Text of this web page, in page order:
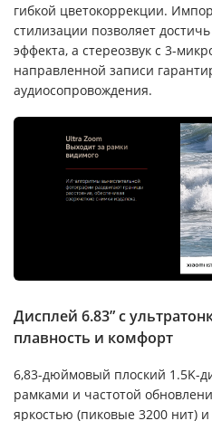
гибкой цветокоррекции.
стилизации позволяет
эффекта, а стереозвук с 3-
направленной записи
аудиосопровождения.
Дисплей 6.83” с
плавность и комфорт
6,83-дюймовый плоский 1.5K-
рамками и частотой
яркостью (пиковые 3200 нит)